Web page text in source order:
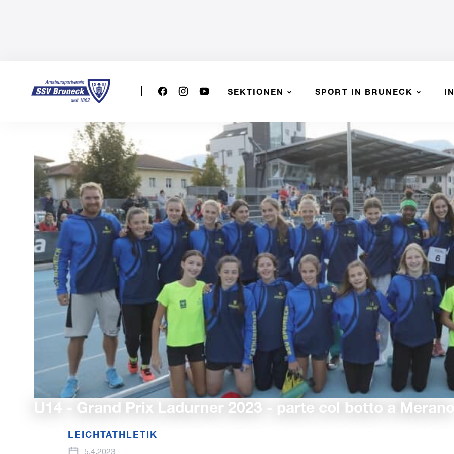
SEKTIONEN SPORT IN BRUNECK
U14 - Grand Prix Ladurner 2023 - parte col botto a
LEICHTATHLETIK
5.4.2023